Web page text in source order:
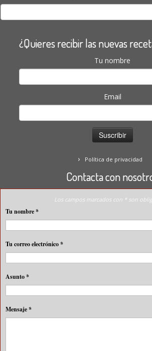
Buscar:
¿Quieres recibir las nuevas
Tu nombre
Email
Política de privacidad
Contacta con
Los campos marcados con * son
Tu nombre*
Tu correo electrónico*
Asunto*
Mensaje*